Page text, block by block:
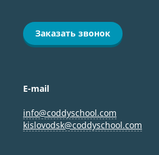
Заказать звонок
E-mail
info@coddyschool.com
kislovodsk@coddyschool.com